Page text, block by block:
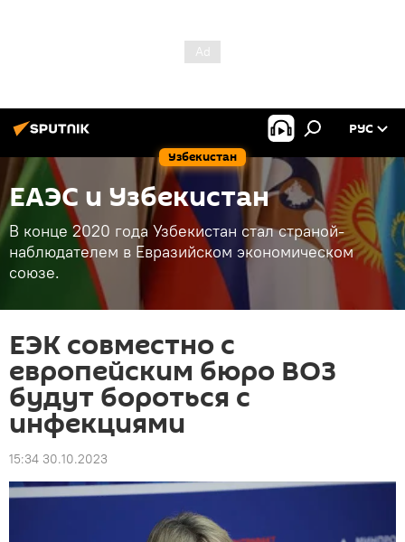
Узбекистан
РУС
ЕАЭС и Узбекистан
В конце 2020 года Узбекистан стал страной-
наблюдателем в Евразийском экономическом
союзе.
ЕЭК совместно с
европейским бюро ВОЗ
будут бороться с
инфекциями
15:34 30.10.2023